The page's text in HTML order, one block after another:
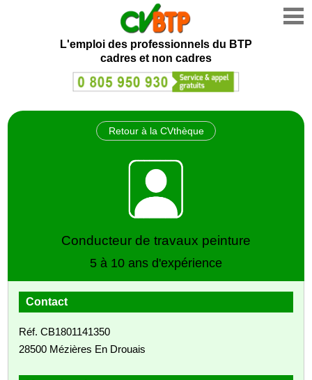
L'emploi des professionnels du BTP
cadres et non cadres
Retour à la CVthèque
Conducteur de travaux peinture
5 à 10 ans d'expérience
Contact
Réf. CB1801141350
28500 Mézières En Drouais